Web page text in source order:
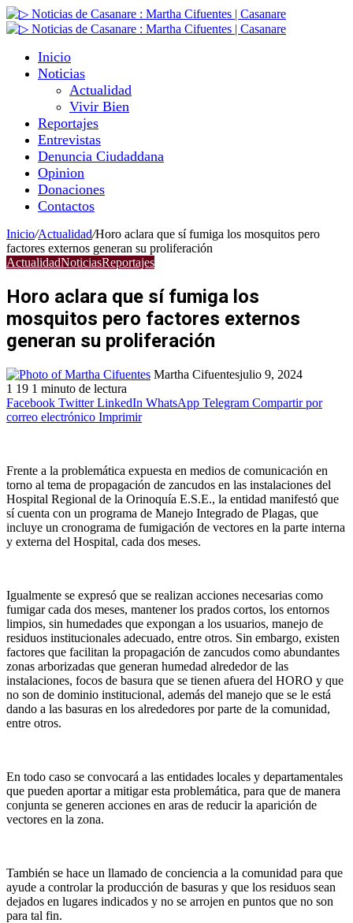
Inicio
Noticias
Actualidad
Vivir Bien
Reportajes
Entrevistas
Denuncia Ciudaddana
Opinion
Donaciones
Contactos
Inicio/Actualidad/Horo aclara que sí fumiga los mosquitos pero
factores externos generan su proliferación
ActualidadNoticiasReportajes
Horo aclara que sí fumiga los
mosquitos pero factores externos
generan su proliferación
Martha Cifuentesjulio 9, 2024
1 19 1 minuto de lectura
Facebook Twitter LinkedIn WhatsApp Telegram Compartir por
correo electrónico Imprimir
Frente a la problemática expuesta en medios de comunicación en
torno al tema de propagación de zancudos en las instalaciones del
Hospital Regional de la Orinoquía E.S.E., la entidad manifestó que
sí cuenta con un programa de Manejo Integrado de Plagas, que
incluye un cronograma de fumigación de vectores en la parte interna
y externa del Hospital, cada dos meses.
Igualmente se expresó que se realizan acciones necesarias como
fumigar cada dos meses, mantener los prados cortos, los entornos
limpios, sin humedades que expongan a los usuarios, manejo de
residuos institucionales adecuado, entre otros. Sin embargo, existen
factores que facilitan la propagación de zancudos como abundantes
zonas arborizadas que generan humedad alrededor de las
instalaciones, focos de basura que se tienen afuera del HORO y que
no son de dominio institucional, además del manejo que se le está
dando a las basuras en los alrededores por parte de la comunidad,
entre otros.
En todo caso se convocará a las entidades locales y departamentales
que pueden aportar a mitigar esta problemática, para que de manera
conjunta se generen acciones en aras de reducir la aparición de
vectores en la zona.
También se hace un llamado de conciencia a la comunidad para que
ayude a controlar la producción de basuras y que los residuos sean
dejados en lugares indicados y no se arrojen en puntos que no son
para tal fin.